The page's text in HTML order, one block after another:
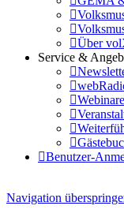
Über
Service &
Webinare
Benutzer-
Navigation